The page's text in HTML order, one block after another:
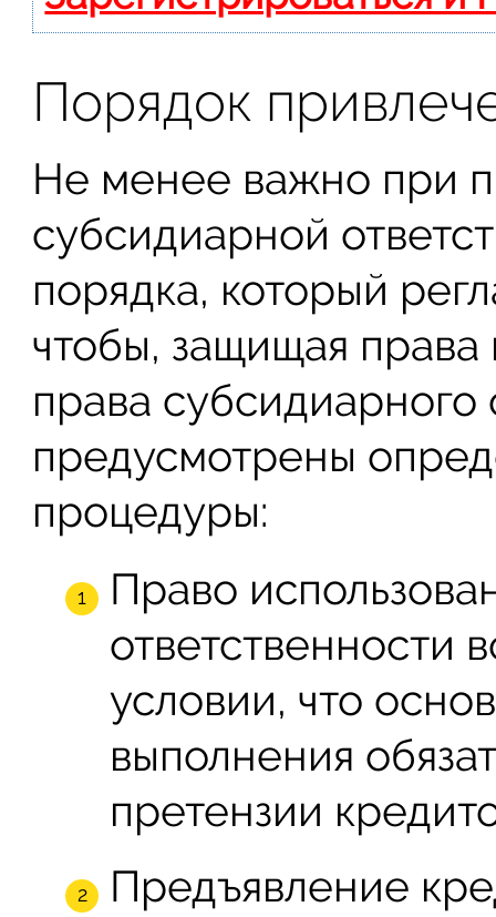
Порядок
Не менее важно при
субсидиарной
порядка, который
чтобы, защищая
права субсидиарного
предусмотрены
процедуры:
Право
ответственности
условии, что
выполнения
претензии
Предъявление